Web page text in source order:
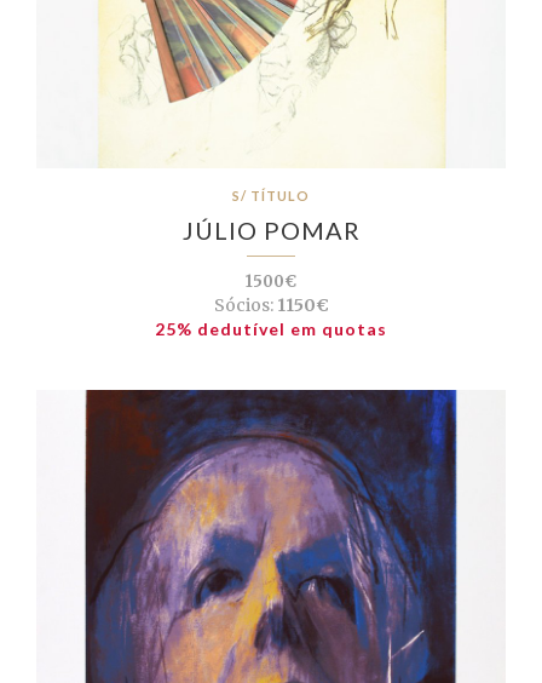
S/ TÍTULO
JÚLIO POMAR
1500€
Sócios:1150€
25% dedutível em quotas